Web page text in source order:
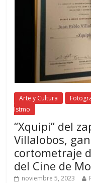
Arte y Cultura
Istmo
“Xquipi” del
Villalobos,
cortometraje
del Cine de
noviembre 5, 2023